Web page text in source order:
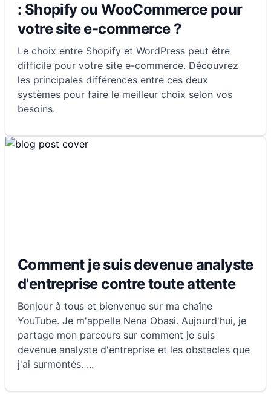
: Shopify ou WooCommerce pour
votre site e-commerce ?
Le choix entre Shopify et WordPress peut être
difficile pour votre site e-commerce. Découvrez
les principales différences entre ces deux
systèmes pour faire le meilleur choix selon vos
besoins.
Comment je suis devenue analyste
d'entreprise contre toute attente
Bonjour à tous et bienvenue sur ma chaîne
YouTube. Je m'appelle Nena Obasi. Aujourd'hui, je
partage mon parcours sur comment je suis
devenue analyste d'entreprise et les obstacles que
j'ai surmontés. ...